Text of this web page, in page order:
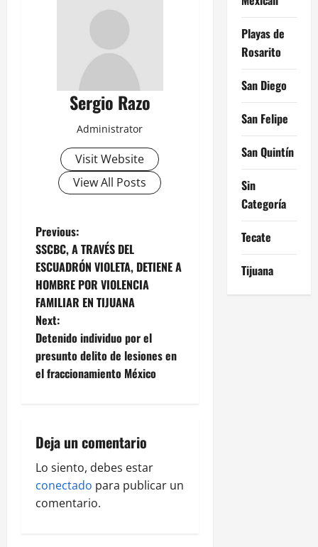
Sergio Razo
Administrator
Visit Website
View All Posts
P
o
s
t
n
a
i
g
a
Previous:
SSCBC, A TRAVÉS DEL
ESCUADRÓN VIOLETA, DETIENE A
HOMBRE POR VIOLENCIA
FAMILIAR EN TIJUANA
Next:
Detenido individuo por el
presunto delito de lesiones en
el fraccionamiento México
Deja un comentario
Lo siento, debes estar
conectado para publicar un
comentario.
Playas de
Rosarito
San Diego
San Felipe
San Quintín
Sin
Categoría
Tecate
Tijuana